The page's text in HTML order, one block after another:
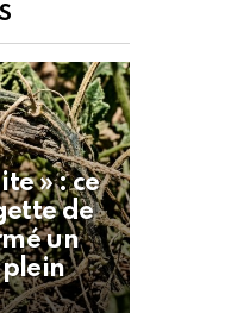
» : ce
de
un